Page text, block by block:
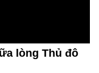
lòng Thủ đô